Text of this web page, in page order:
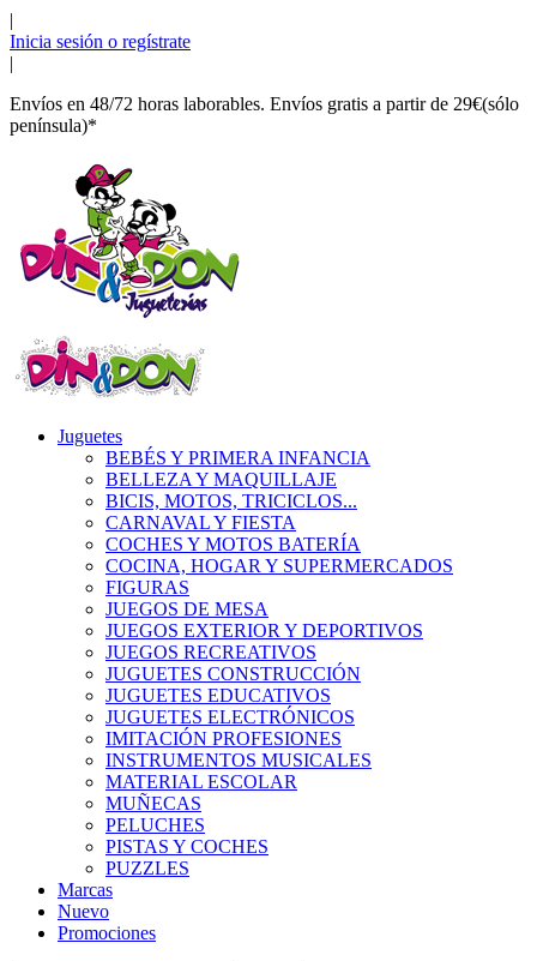
|
Inicia sesión o regístrate
|
Envíos en 48/72 horas laborables. Envíos gratis a partir de 29€(sólo
península)*
Juguetes
BEBÉS Y PRIMERA INFANCIA
BELLEZA Y MAQUILLAJE
BICIS, MOTOS, TRICICLOS...
CARNAVAL Y FIESTA
COCHES Y MOTOS BATERÍA
COCINA, HOGAR Y SUPERMERCADOS
FIGURAS
JUEGOS DE MESA
JUEGOS EXTERIOR Y DEPORTIVOS
JUEGOS RECREATIVOS
JUGUETES CONSTRUCCIÓN
JUGUETES EDUCATIVOS
JUGUETES ELECTRÓNICOS
IMITACIÓN PROFESIONES
INSTRUMENTOS MUSICALES
MATERIAL ESCOLAR
MUÑECAS
PELUCHES
PISTAS Y COCHES
PUZZLES
Marcas
Nuevo
Promociones